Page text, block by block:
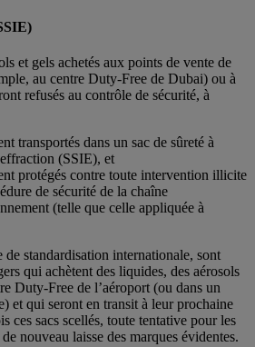
et gels achetés aux points de vente de
au centre Duty-Free de Dubai) ou à
refusés au contrôle de sécurité, à
transportés dans un sac de sûreté à
(SSIE), et
protégés contre toute intervention illicite
de sécurité de la chaîne
(telle que celle appliquée à
de standardisation internationale, sont
qui achètent des liquides, des aérosols
Duty-Free de l’aéroport (ou dans un
et qui seront en transit à leur prochaine
ces sacs scellés, toute tentative pour les
nouveau laisse des marques évidentes.